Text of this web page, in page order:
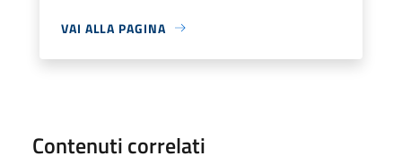
VAI ALLA PAGINA
Contenuti correlati